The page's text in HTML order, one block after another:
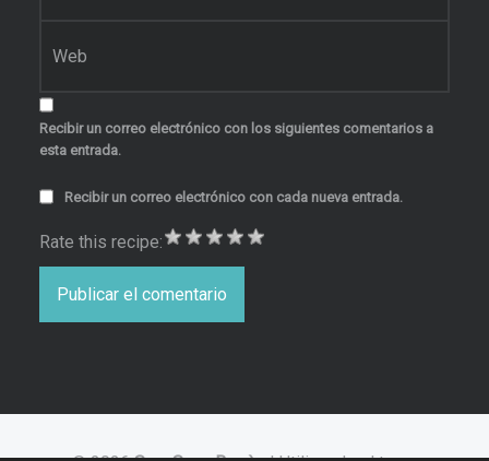
Recibir un correo electrónico con los siguientes comentarios a
esta entrada.
Recibir un correo electrónico con cada nueva entrada.
Rate this recipe: